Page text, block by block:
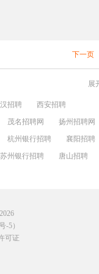
下一页
展
招聘
西安招聘
茂名招聘网
扬州招聘网
杭州银行招聘
襄阳招聘
苏州银行招聘
唐山招聘
-5）
可证